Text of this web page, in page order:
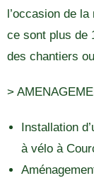
l’occasion de
ce sont plus de
des chantiers
>
Installation
à vélo à